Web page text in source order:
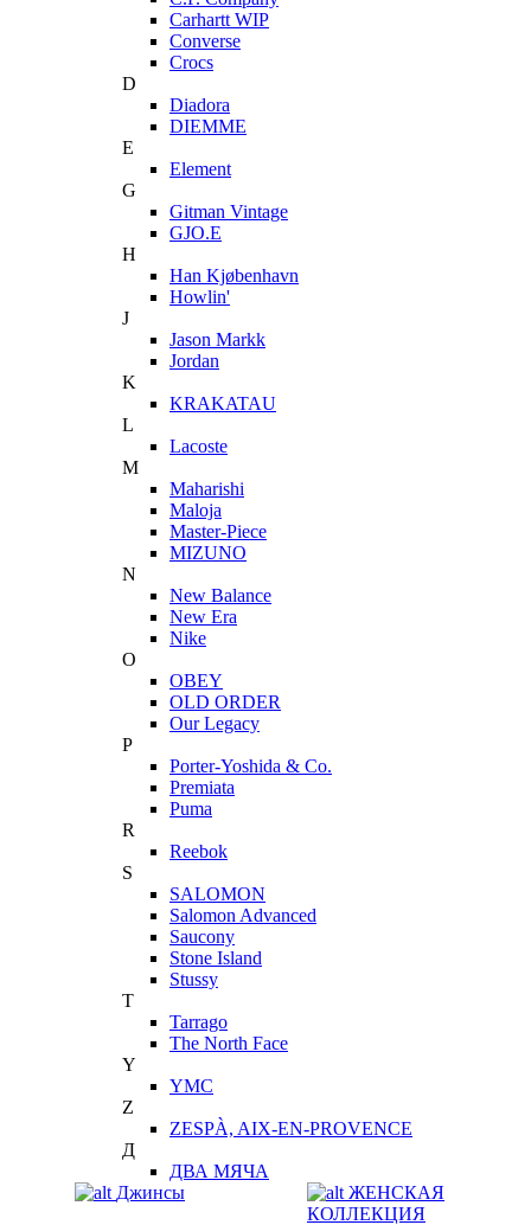
Carhartt WIP
Converse
Crocs
D
Diadora
DIEMME
E
Element
G
Gitman Vintage
GJO.E
H
Han Kjøbenhavn
Howlin'
J
Jason Markk
Jordan
K
KRAKATAU
L
Lacoste
M
Maharishi
Maloja
Master-Piece
MIZUNO
N
New Balance
New Era
Nike
O
OBEY
OLD ORDER
Our Legacy
P
Porter-Yoshida & Co.
Premiata
Puma
R
Reebok
S
SALOMON
Salomon Advanced
Saucony
Stone Island
Stussy
T
Tarrago
The North Face
Y
YMC
Z
ZESPÀ, AIX-EN-PROVENCE
Д
ДВА МЯЧА
Джинсы
ЖЕНСКАЯ
КОЛЛЕКЦИЯ